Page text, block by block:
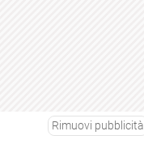
Rimuovi pubblicità